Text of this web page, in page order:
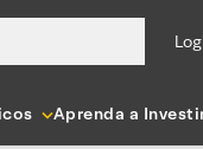
Aprenda a